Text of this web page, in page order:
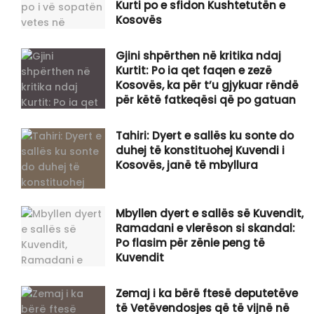
Kurti po e sfidon Kushtetutën e
Kosovës
Gjini shpërthen në kritika ndaj
Kurtit: Po ia qet faqen e zezë
Kosovës, ka për t’u gjykuar rëndë
për këtë fatkeqësi që po gatuan
Tahiri: Dyert e sallës ku sonte do
duhej të konstituohej Kuvendi i
Kosovës, janë të mbyllura
Mbyllen dyert e sallës së Kuvendit,
Ramadani e vlerëson si skandal:
Po flasim për zënie peng të
Kuvendit
Zemaj i ka bërë ftesë deputetëve
të Vetëvendosjes që të vijnë në